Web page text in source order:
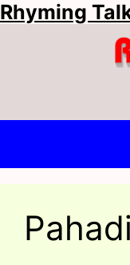
Skip
to
Rhyming